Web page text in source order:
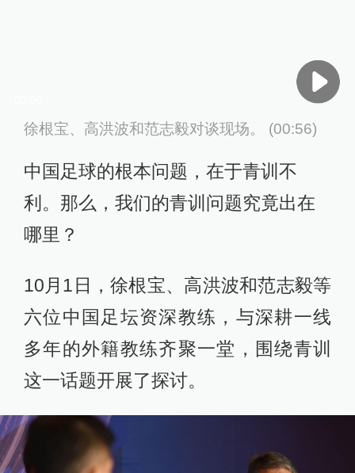
徐根宝、高洪波和范志毅对谈现场。 (00:56)
中国足球的根本问题，在于青训不
利。那么，我们的青训问题究竟出在
哪里？
10月1日，徐根宝、高洪波和范志毅等
六位中国足坛资深教练，与深耕一线
多年的外籍教练齐聚一堂，围绕青训
这一话题开展了探讨。